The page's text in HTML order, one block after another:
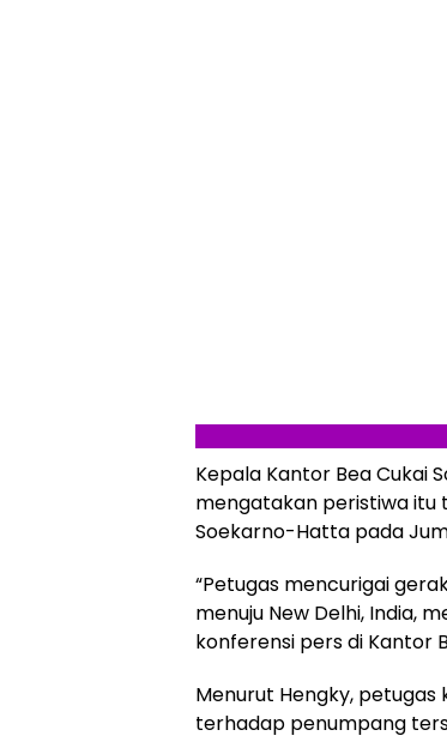
Kepala Kantor Bea Cukai
mengatakan peristiwa itu
Soekarno-Hatta pada
“Petugas mencurigai
menuju New Delhi, India,
konferensi pers di Kantor
Menurut Hengky,
terhadap penumpang